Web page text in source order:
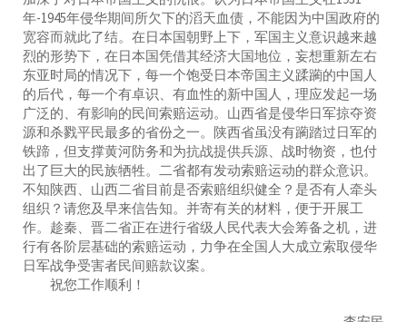
年-1945年侵华期间所欠下的滔天血债，不能因为中国政府的
宽容而就此了结。在日本国朝野上下，军国主义意识越来越
烈的形势下，在日本国凭借其经济大国地位，妄想重新左右
东亚时局的情况下，每一个饱受日本帝国主义蹂躏的中国人
的后代，每一个有卓识、有血性的新中国人，理应发起一场
广泛的、有影响的民间索赔运动。山西省是侵华日军掠夺资
源和杀戮平民最多的省份之一。陕西省虽没有躏踏过日军的
铁蹄，但支撑黄河防务和为抗战提供兵源、战时物资，也付
出了巨大的民族牺牲。二省都有发动索赔运动的群众意识。
不知陕西、山西二省目前是否索赔组织健全？是否有人牵头
组织？请您及早来信告知。并寄有关的材料，便于开展工
作。趁秦、晋二省正在进行省级人民代表大会筹备之机，进
行有各阶层基础的索赔运动，力争在全国人大成立索取侵华
日军战争受害者民间赔款议案。
祝您工作顺利！